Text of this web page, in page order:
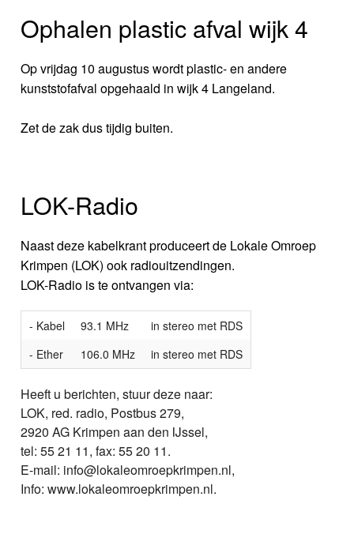
Ophalen plastic afval wijk 4
Op vrijdag 10 augustus wordt plastic- en andere
kunststofafval opgehaald in wijk 4 Langeland.
Zet de zak dus tijdig buiten.
LOK-Radio
Naast deze kabelkrant produceert de Lokale Omroep
Krimpen (LOK) ook radiouitzendingen.
LOK-Radio is te ontvangen via:
- Kabel 93.1 MHz
in stereo met RDS
- Ether
106.0 MHz in stereo met RDS
Heeft u berichten, stuur deze naar:
LOK, red. radio, Postbus 279,
2920 AG Krimpen aan den IJssel,
tel: 55 21 11, fax: 55 20 11.
E-mail: info@lokaleomroepkrimpen.nl,
Info: www.lokaleomroepkrimpen.nl.